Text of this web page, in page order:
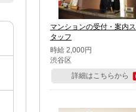
マンションの受付・案内ス
タッフ
時給 2,000円
渋谷区
詳細はこちらから